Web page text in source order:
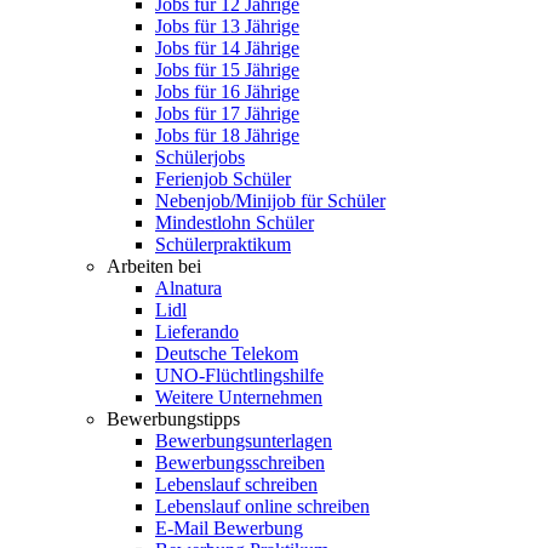
Jobs für 12 Jährige
Jobs für 13 Jährige
Jobs für 14 Jährige
Jobs für 15 Jährige
Jobs für 16 Jährige
Jobs für 17 Jährige
Jobs für 18 Jährige
Schülerjobs
Ferienjob Schüler
Nebenjob/Minijob für Schüler
Mindestlohn Schüler
Schülerpraktikum
Arbeiten bei
Alnatura
Lidl
Lieferando
Deutsche Telekom
UNO-Flüchtlingshilfe
Weitere Unternehmen
Bewerbungstipps
Bewerbungsunterlagen
Bewerbungsschreiben
Lebenslauf schreiben
Lebenslauf online schreiben
E-Mail Bewerbung